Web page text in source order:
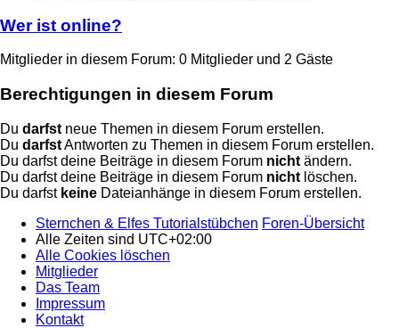
Wer ist online?
Mitglieder in diesem Forum: 0 Mitglieder und 2 Gäste
Berechtigungen in diesem Forum
Du darfst neue Themen in diesem Forum erstellen.
Du darfstAntworten zu Themen in diesem Forum erstellen.
Du darfst deine Beiträge in diesem Forum nicht ändern.
Du darfst deine Beiträge in diesem Forum nicht löschen.
Du darfst keine Dateianhänge in diesem Forum erstellen.
Sternchen & Elfes Tutorialstübchen Foren-Übersicht
Alle Zeiten sind UTC+02:00
Alle Cookies löschen
Mitglieder
Das Team
Impressum
Kontakt